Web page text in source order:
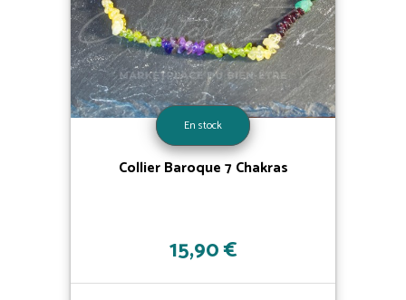
En stock
Collier Baroque 7 Chakras
15,90 €